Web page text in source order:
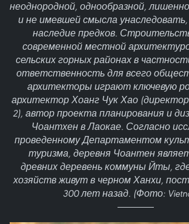
неоднородной, однообразной,
и не имевшей смысла
наследие предков.
современной местной
сельских горных районах в
ответственность для всего
архитекторы играют ключевую
архитектор Хоанг Чук Хао (директор
2), автор проекта планирования и
Чоантхен в Лаокае. Согласно
проведенному Департаментом
туризма, деревня Чоантен
древних деревень коммуны Йты,
хозяйств живут в черном Ханхи,
300 лет назад. (Фото: